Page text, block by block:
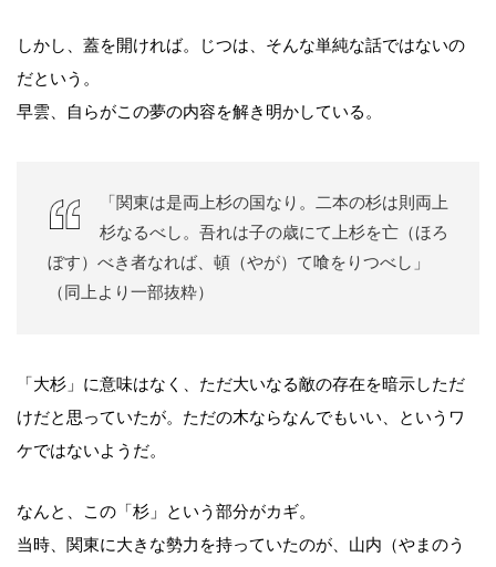
しかし、蓋を開ければ。じつは、そんな単純な話ではないの
だという。
早雲、自らがこの夢の内容を解き明かしている。
「関東は是両上杉の国なり。二本の杉は則両上
杉なるべし。吾れは子の歳にて上杉を亡（ほろ
ぼす）べき者なれば、頓（やが）て喰をりつべし」
（同上より一部抜粋）
「大杉」に意味はなく、ただ大いなる敵の存在を暗示しただ
けだと思っていたが。ただの木ならなんでもいい、というワ
ケではないようだ。
なんと、この「杉」という部分がカギ。
当時、関東に大きな勢力を持っていたのが、山内（やまのう